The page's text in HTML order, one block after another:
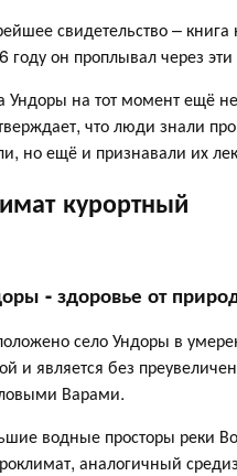
свидетельство –
году он проплывал через
Ундоры на тот момент ещё
что люди знали
но ещё и признавали их
курортный
- здоровье от
село Ундоры в
и является без
Варами.
водные просторы реки
аналогичный